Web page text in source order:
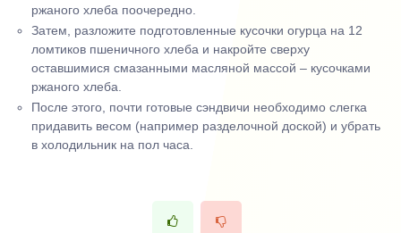
ржаного хлеба поочередно.
Затем, разложите подготовленные кусочки огурца на 12
ломтиков пшеничного хлеба и накройте сверху
оставшимися смазанными масляной массой – кусочками
ржаного хлеба.
После этого, почти готовые сэндвичи необходимо слегка
придавить весом (например разделочной доской) и убрать
в холодильник на пол часа.